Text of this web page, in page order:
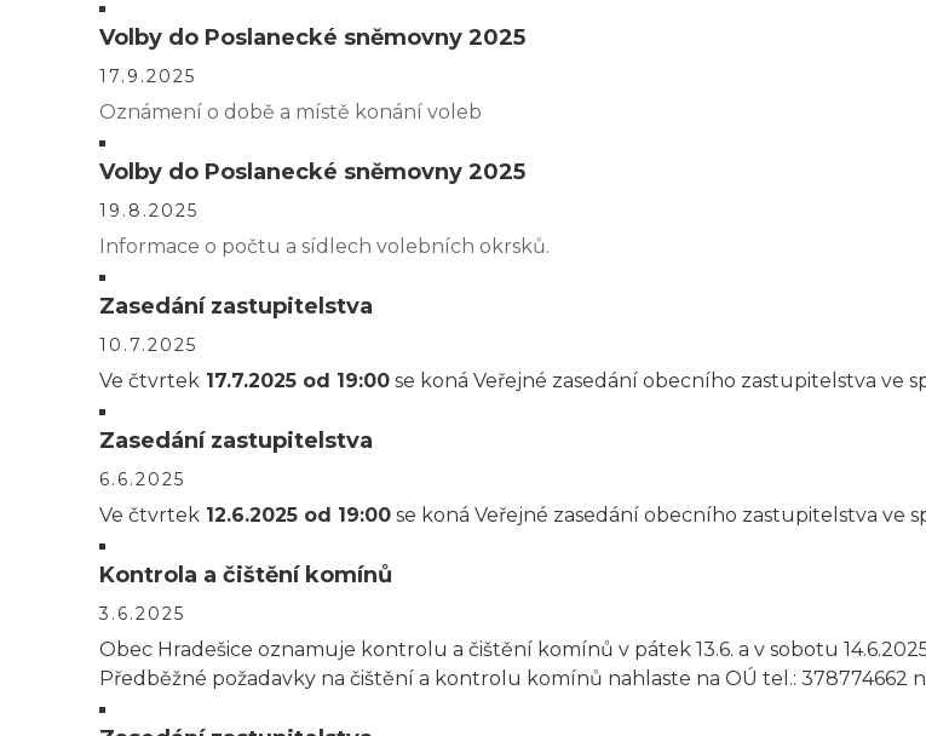
Volby do Poslanecké sněmovny 2025
17.9.2025
Oznámení o době a místě konání voleb
Volby do Poslanecké sněmovny 2025
19.8.2025
Informace o počtu a sídlech volebních okrsků.
Zasedání zastupitelstva
10.7.2025
Ve čtvrtek 17.7.2025 od 19:00 se koná Veřejné zasedání obecního zastupitelstva ve
Zasedání zastupitelstva
6.6.2025
Ve čtvrtek 12.6.2025 od 19:00 se koná Veřejné zasedání obecního zastupitelstva ve
Kontrola a čištění komínů
3.6.2025
Obec Hradešice oznamuje kontrolu a čištění komínů v pátek 13.6. a v sobotu
Předběžné požadavky na čištění a kontrolu komínů nahlaste na OÚ tel.: 378774662